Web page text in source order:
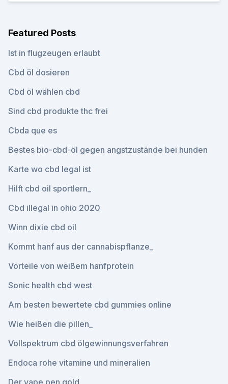
Featured Posts
Ist in flugzeugen erlaubt
Cbd öl dosieren
Cbd öl wählen cbd
Sind cbd produkte thc frei
Cbda que es
Bestes bio-cbd-öl gegen angstzustände bei hunden
Karte wo cbd legal ist
Hilft cbd oil sportlern_
Cbd illegal in ohio 2020
Winn dixie cbd oil
Kommt hanf aus der cannabispflanze_
Vorteile von weißem hanfprotein
Sonic health cbd west
Am besten bewertete cbd gummies online
Wie heißen die pillen_
Vollspektrum cbd ölgewinnungsverfahren
Endoca rohe vitamine und mineralien
Der vape pen gold